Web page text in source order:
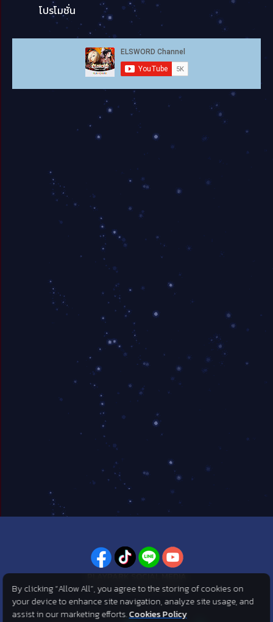
โปรโมชั่น
PLAYPARK SOCIAL MEDIA
ไม่พลาดทุกข่าวสารจาก PlayPark
By clicking “Allow All”, you agree to the storing of cookies on
your device to enhance site navigation, analyze site usage, and
assist in our marketing efforts.Cookies Policy